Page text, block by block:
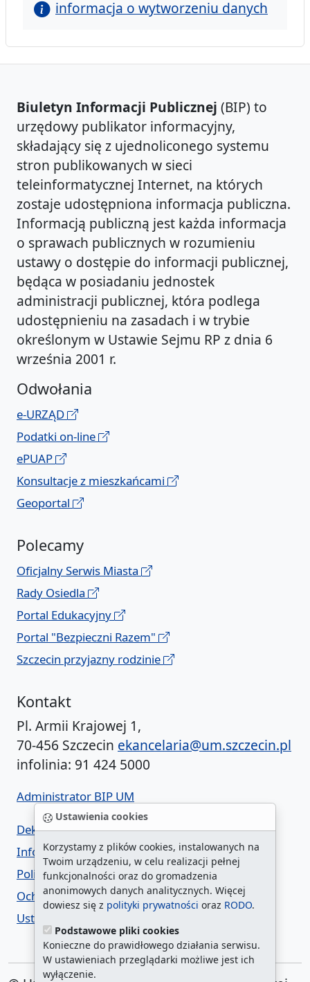
Ustawienia cookies
Korzystamy z plików cookies, instalowanych na
Twoim urządzeniu, w celu realizacji pełnej
funkcjonalności oraz do gromadzenia
anonimowych danych analitycznych. Więcej
dowiesz się z polityki prywatności oraz RODO.
Podstawowe pliki cookies
Konieczne do prawidłowego działania serwisu.
W ustawieniach przeglądarki możliwe jest ich
wyłączenie.
informacja o wytworzeniu danych
Biuletyn Informacji Publicznej (BIP) to
urzędowy publikator informacyjny,
składający się z ujednoliconego systemu
stron publikowanych w sieci
teleinformatycznej Internet, na których
zostaje udostępniona informacja publiczna.
Informacją publiczną jest każda informacja
o sprawach publicznych w rozumieniu
ustawy o dostępie do informacji publicznej,
będąca w posiadaniu jednostek
administracji publicznej, która podlega
udostępnieniu na zasadach i w trybie
określonym w Ustawie Sejmu RP z dnia 6
września 2001 r.
Odwołania
e-URZĄD
Podatki on-line
ePUAP
Konsultacje z mieszkańcami
Geoportal
Polecamy
Oficjalny Serwis Miasta
Rady Osiedla
Portal Edukacyjny
Portal "Bezpieczni Razem"
Szczecin przyjazny rodzinie
Kontakt
Pl. Armii Krajowej 1,
70-456 Szczecin ekancelaria@um.szczecin.pl
infolinia: 91 424 5000
Administrator BIP UM
Deklaracja dostępności
Informacja o urzędzie w ETR
Polityka prywatności
Ochrona danych osobowych
Ustawienia cookies